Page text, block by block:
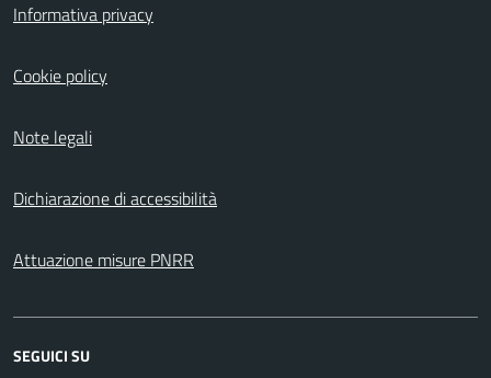
Informativa privacy
Cookie policy
Note legali
Dichiarazione di accessibilità
Attuazione misure PNRR
SEGUICI SU